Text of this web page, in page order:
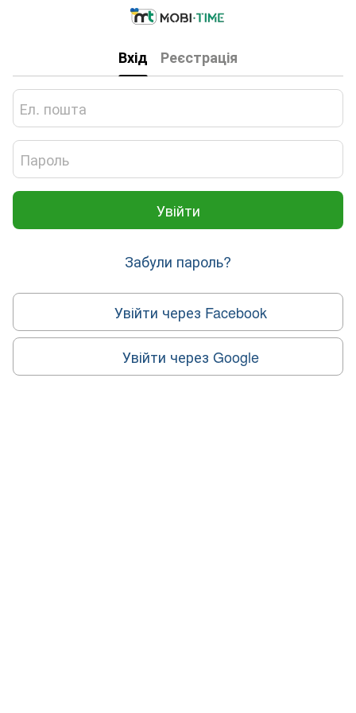
Вхід Реєстрація
Увійти
Забули пароль?
Увійти через Facebook
Увійти через Google